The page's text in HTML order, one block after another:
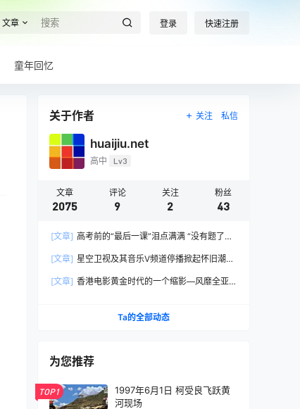
文章 登录 快速注册
童年回忆
关于作者 关注 私信
huaijiu.net
高中 Lv3
文章
2075
评论
9
关注
2
粉丝
43
[文章] 高考前的“最后一课”泪点满满 “没有题了，
高考！
[文章] 星空卫视及其音乐V频道停播掀起怀旧潮，
[文章] 香港电影黄金时代的一个缩影—风靡全亚
Ta的全部动态
为您推荐
TOP1
1997年6月1日 柯受良飞跃黄
河现场